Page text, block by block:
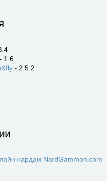
- 1.6
- 2.5.2
нардам NardGammon.com